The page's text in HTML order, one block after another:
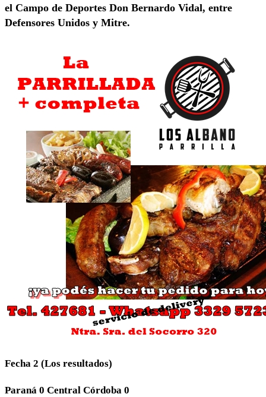
el Campo de Deportes Don Bernardo Vidal, entre
Defensores Unidos y Mitre.
Fecha 2 (Los resultados)
Paraná 0 Central Córdoba 0